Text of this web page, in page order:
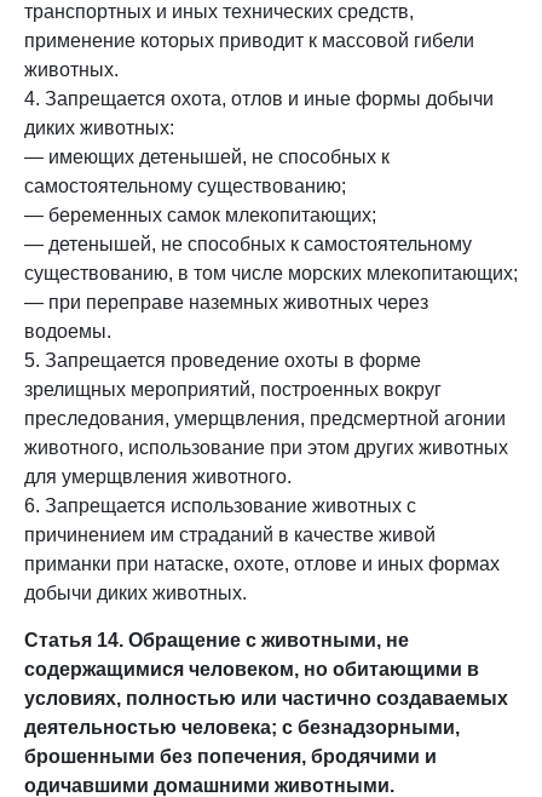
транспортных и иных технических средств,
применение которых приводит к массовой гибели
животных.
4. Запрещается охота, отлов и иные формы добычи
диких животных:
— имеющих детенышей, не способных к
самостоятельному существованию;
— беременных самок млекопитающих;
— детенышей, не способных к самостоятельному
существованию, в том числе морских млекопитающих;
— при переправе наземных животных через
водоемы.
5. Запрещается проведение охоты в форме
зрелищных мероприятий, построенных вокруг
преследования, умерщвления, предсмертной агонии
животного, использование при этом других животных
для умерщвления животного.
6. Запрещается использование животных с
причинением им страданий в качестве живой
приманки при натаске, охоте, отлове и иных формах
добычи диких животных.
Статья 14. Обращение с животными, не
содержащимися человеком, но обитающими в
условиях, полностью или частично создаваемых
деятельностью человека; с безнадзорными,
брошенными без попечения, бродячими и
одичавшими домашними животными.